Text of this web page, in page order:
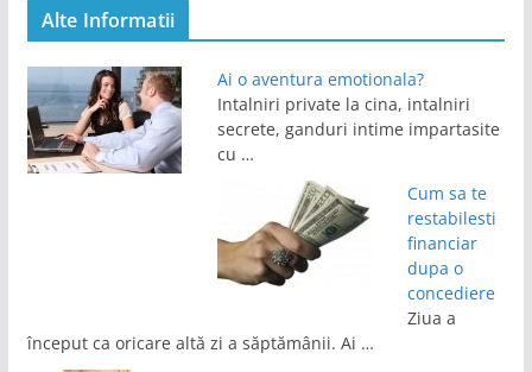
Alte Informatii
Ai o aventura emotionala?
Intalniri private la cina, intalniri
secrete, ganduri intime impartasite
cu …
Cum sa te
restabilesti
financiar
dupa o
concediere
Ziua a
început ca oricare altă zi a săptămânii. Ai …